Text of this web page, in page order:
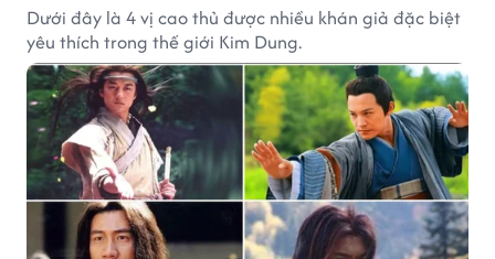
Dưới đây là 4 vị cao thủ được nhiều khán giả đặc biệt
yêu thích trong thế giới Kim Dung.